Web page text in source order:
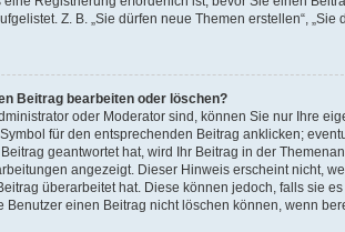
Z. B. „Sie dürfen neue Themen erstellen“,
Beitrag bearbeiten oder löschen?
oder Moderator sind, können Sie nur Ihre
Symbol für den entsprechenden Beitrag anklicken;
geantwortet hat, wird Ihr Beitrag in der
angezeigt. Dieser Hinweis erscheint nicht,
überarbeitet hat. Diese können jedoch, falls sie
Benutzer einen Beitrag nicht löschen können, wenn